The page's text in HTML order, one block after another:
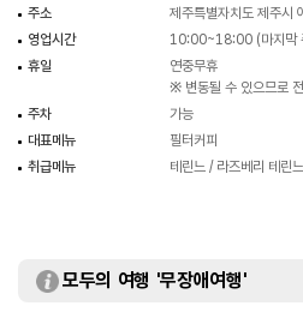
주소
제주특별자치도 제주시
영업시간
10:00~18:00 (마지막
휴일
연중무휴
※ 변동될 수 있으므로
주차
가능
대표메뉴
필터커피
취급메뉴
테린느 / 라즈베리 테린
모두의 여행 '무장애여행'